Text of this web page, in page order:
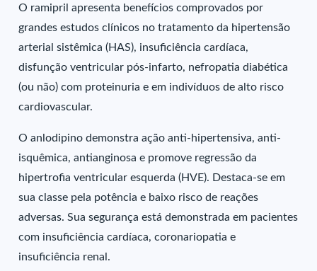
O ramipril apresenta benefícios comprovados por
grandes estudos clínicos no tratamento da hipertensão
arterial sistêmica (HAS), insuficiência cardíaca,
disfunção ventricular pós-infarto, nefropatia diabética
(ou não) com proteinuria e em indivíduos de alto risco
cardiovascular.
O anlodipino demonstra ação anti-hipertensiva, anti-
isquêmica, antianginosa e promove regressão da
hipertrofia ventricular esquerda (HVE). Destaca-se em
sua classe pela potência e baixo risco de reações
adversas. Sua segurança está demonstrada em pacientes
com insuficiência cardíaca, coronariopatia e
insuficiência renal.